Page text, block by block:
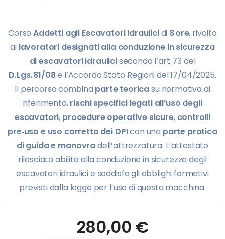
CorsoAddetti agli Escavatori Idraulicidi 8 ore, rivolto
ai lavoratori designati alla conduzione in sicurezza
di escavatori idraulicisecondo l’art. 73 del
D.Lgs. 81/08e l’Accordo Stato‑Regioni del 17/04/2025.
Il percorso combina parte teoricasu normativa di
riferimento,rischi specifici legati all’uso degli
escavatori, procedure operative sicure, controlli
pre‑uso e uso corretto dei DPIcon una parte pratica
di guida e manovradell’attrezzatura. L’attestato
rilasciato abilita alla conduzione in sicurezza degli
escavatori idraulici e soddisfa gli obblighi formativi
previsti dalla legge per l’uso di questa macchina.
280,00 €